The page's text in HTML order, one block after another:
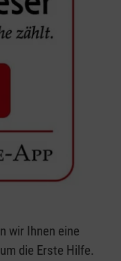
wir Ihnen eine
die Erste Hilfe.